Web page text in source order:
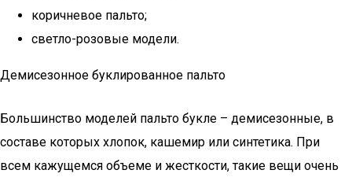
коричневое пальто;
светло-розовые модели.
Демисезонное буклированное пальто
Большинство моделей пальто букле – демисезонные, в
составе которых хлопок, кашемир или синтетика. При
всем кажущемся объеме и жесткости, такие вещи очень